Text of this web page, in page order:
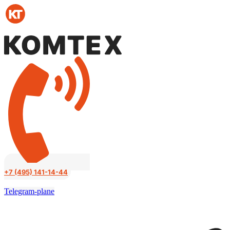
Перейти
к
содержимому
+7 (495) 141-14-44
Telegram-plane